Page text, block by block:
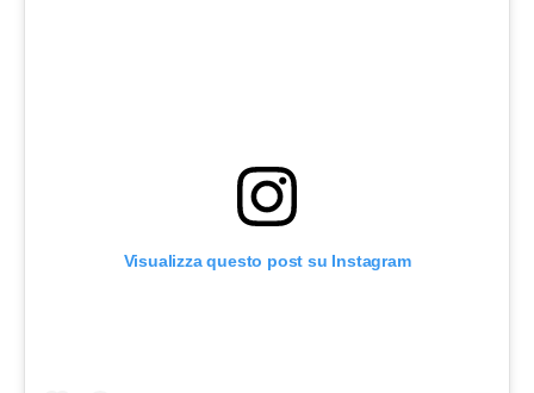
Visualizza questo post su Instagram